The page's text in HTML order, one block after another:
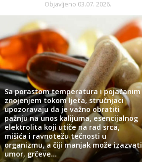
Objavljeno 03.07. 2026.
Sa porastom temperatura i pojačanim
znojenjem tokom ljeta, stručnjaci
upozoravaju da je važno obratiti
pažnju na unos kalijuma, esencijalnog
elektrolita koji utiče na rad srca,
mišića i ravnotežu tečnosti u
organizmu, a čiji manjak može izazvati
umor, grčeve…